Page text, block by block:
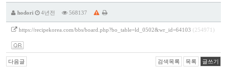
hodori 4년전 568137
https://recipekorea.com/bbs/board.php?bo_table=ld_0502&wr_id=64103 (254971)
다음글 검색목록 목록 글쓰기